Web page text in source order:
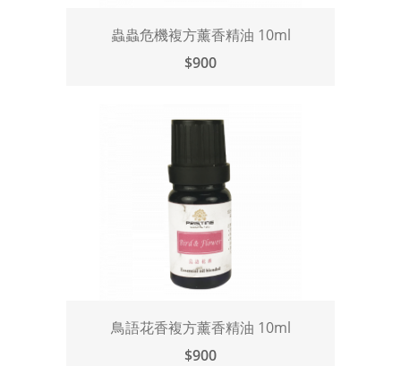
蟲蟲危機複方薰香精油 10ml
$900
鳥語花香複方薰香精油 10ml
$900